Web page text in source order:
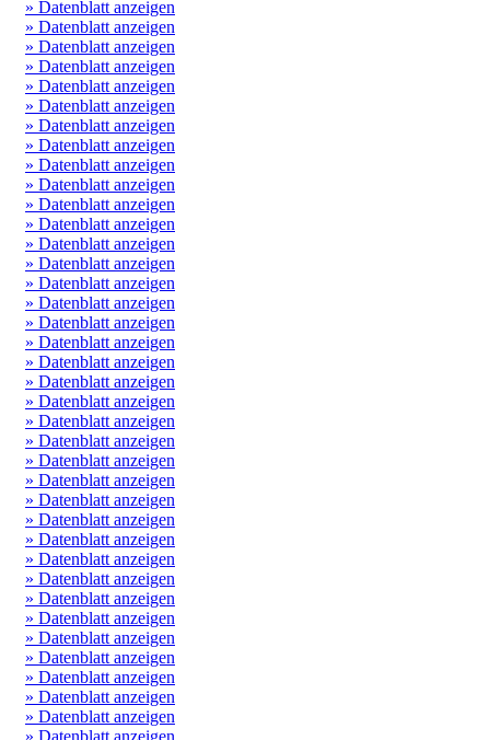
» Datenblatt anzeigen
» Datenblatt anzeigen
» Datenblatt anzeigen
» Datenblatt anzeigen
» Datenblatt anzeigen
» Datenblatt anzeigen
» Datenblatt anzeigen
» Datenblatt anzeigen
» Datenblatt anzeigen
» Datenblatt anzeigen
» Datenblatt anzeigen
» Datenblatt anzeigen
» Datenblatt anzeigen
» Datenblatt anzeigen
» Datenblatt anzeigen
» Datenblatt anzeigen
» Datenblatt anzeigen
» Datenblatt anzeigen
» Datenblatt anzeigen
» Datenblatt anzeigen
» Datenblatt anzeigen
» Datenblatt anzeigen
» Datenblatt anzeigen
» Datenblatt anzeigen
» Datenblatt anzeigen
» Datenblatt anzeigen
» Datenblatt anzeigen
» Datenblatt anzeigen
» Datenblatt anzeigen
» Datenblatt anzeigen
» Datenblatt anzeigen
» Datenblatt anzeigen
» Datenblatt anzeigen
» Datenblatt anzeigen
» Datenblatt anzeigen
» Datenblatt anzeigen
» Datenblatt anzeigen
» Datenblatt anzeigen